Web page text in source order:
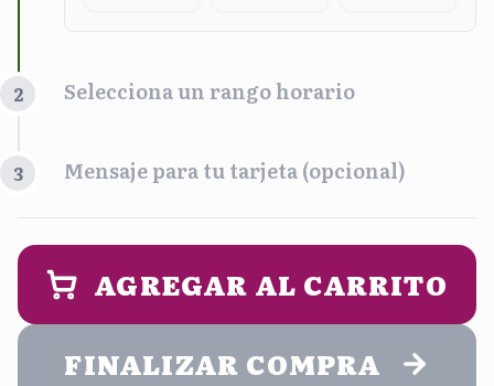
2 Selecciona un rango horario
Mañana Tarde
5:00 pm - 9:00 pm
3 Mensaje para tu tarjeta (opcional)
PERSONALIZA UN MENSAJE DE
ENTREGA (opcional)
AGREGAR AL CARRITO
FINALIZAR COMPRA